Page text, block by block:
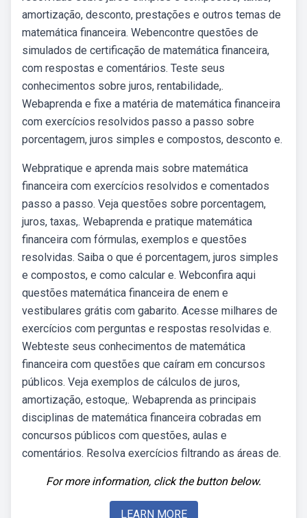
amortização, desconto, prestações e outros temas de
matemática financeira. Webencontre questões de
simulados de certificação de matemática financeira,
com respostas e comentários. Teste seus
conhecimentos sobre juros, rentabilidade,.
Webaprenda e fixe a matéria de matemática financeira
com exercícios resolvidos passo a passo sobre
porcentagem, juros simples e compostos, desconto e.
Webpratique e aprenda mais sobre matemática
financeira com exercícios resolvidos e comentados
passo a passo. Veja questões sobre porcentagem,
juros, taxas,. Webaprenda e pratique matemática
financeira com fórmulas, exemplos e questões
resolvidas. Saiba o que é porcentagem, juros simples
e compostos, e como calcular e. Webconfira aqui
questões matemática financeira de enem e
vestibulares grátis com gabarito. Acesse milhares de
exercícios com perguntas e respostas resolvidas e.
Webteste seus conhecimentos de matemática
financeira com questões que caíram em concursos
públicos. Veja exemplos de cálculos de juros,
amortização, estoque,. Webaprenda as principais
disciplinas de matemática financeira cobradas em
concursos públicos com questões, aulas e
comentários. Resolva exercícios filtrando as áreas de.
For more information, click the button below.
LEARN MORE